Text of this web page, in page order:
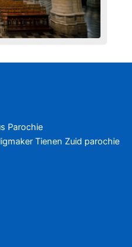
Parochie
Tienen Zuid parochie